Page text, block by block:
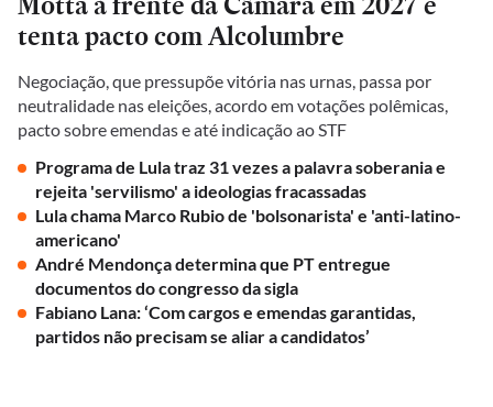
tenta pacto com Alcolumbre
Negociação, que pressupõe vitória nas urnas, passa por
neutralidade nas eleições, acordo em votações polêmicas,
pacto sobre emendas e até indicação ao STF
Programa de Lula traz 31 vezes a palavra soberania e
rejeita 'servilismo' a ideologias fracassadas
Lula chama Marco Rubio de 'bolsonarista' e 'anti-latino-
americano'
André Mendonça determina que PT entregue
documentos do congresso da sigla
Fabiano Lana: ‘Com cargos e emendas garantidas,
partidos não precisam se aliar a candidatos’